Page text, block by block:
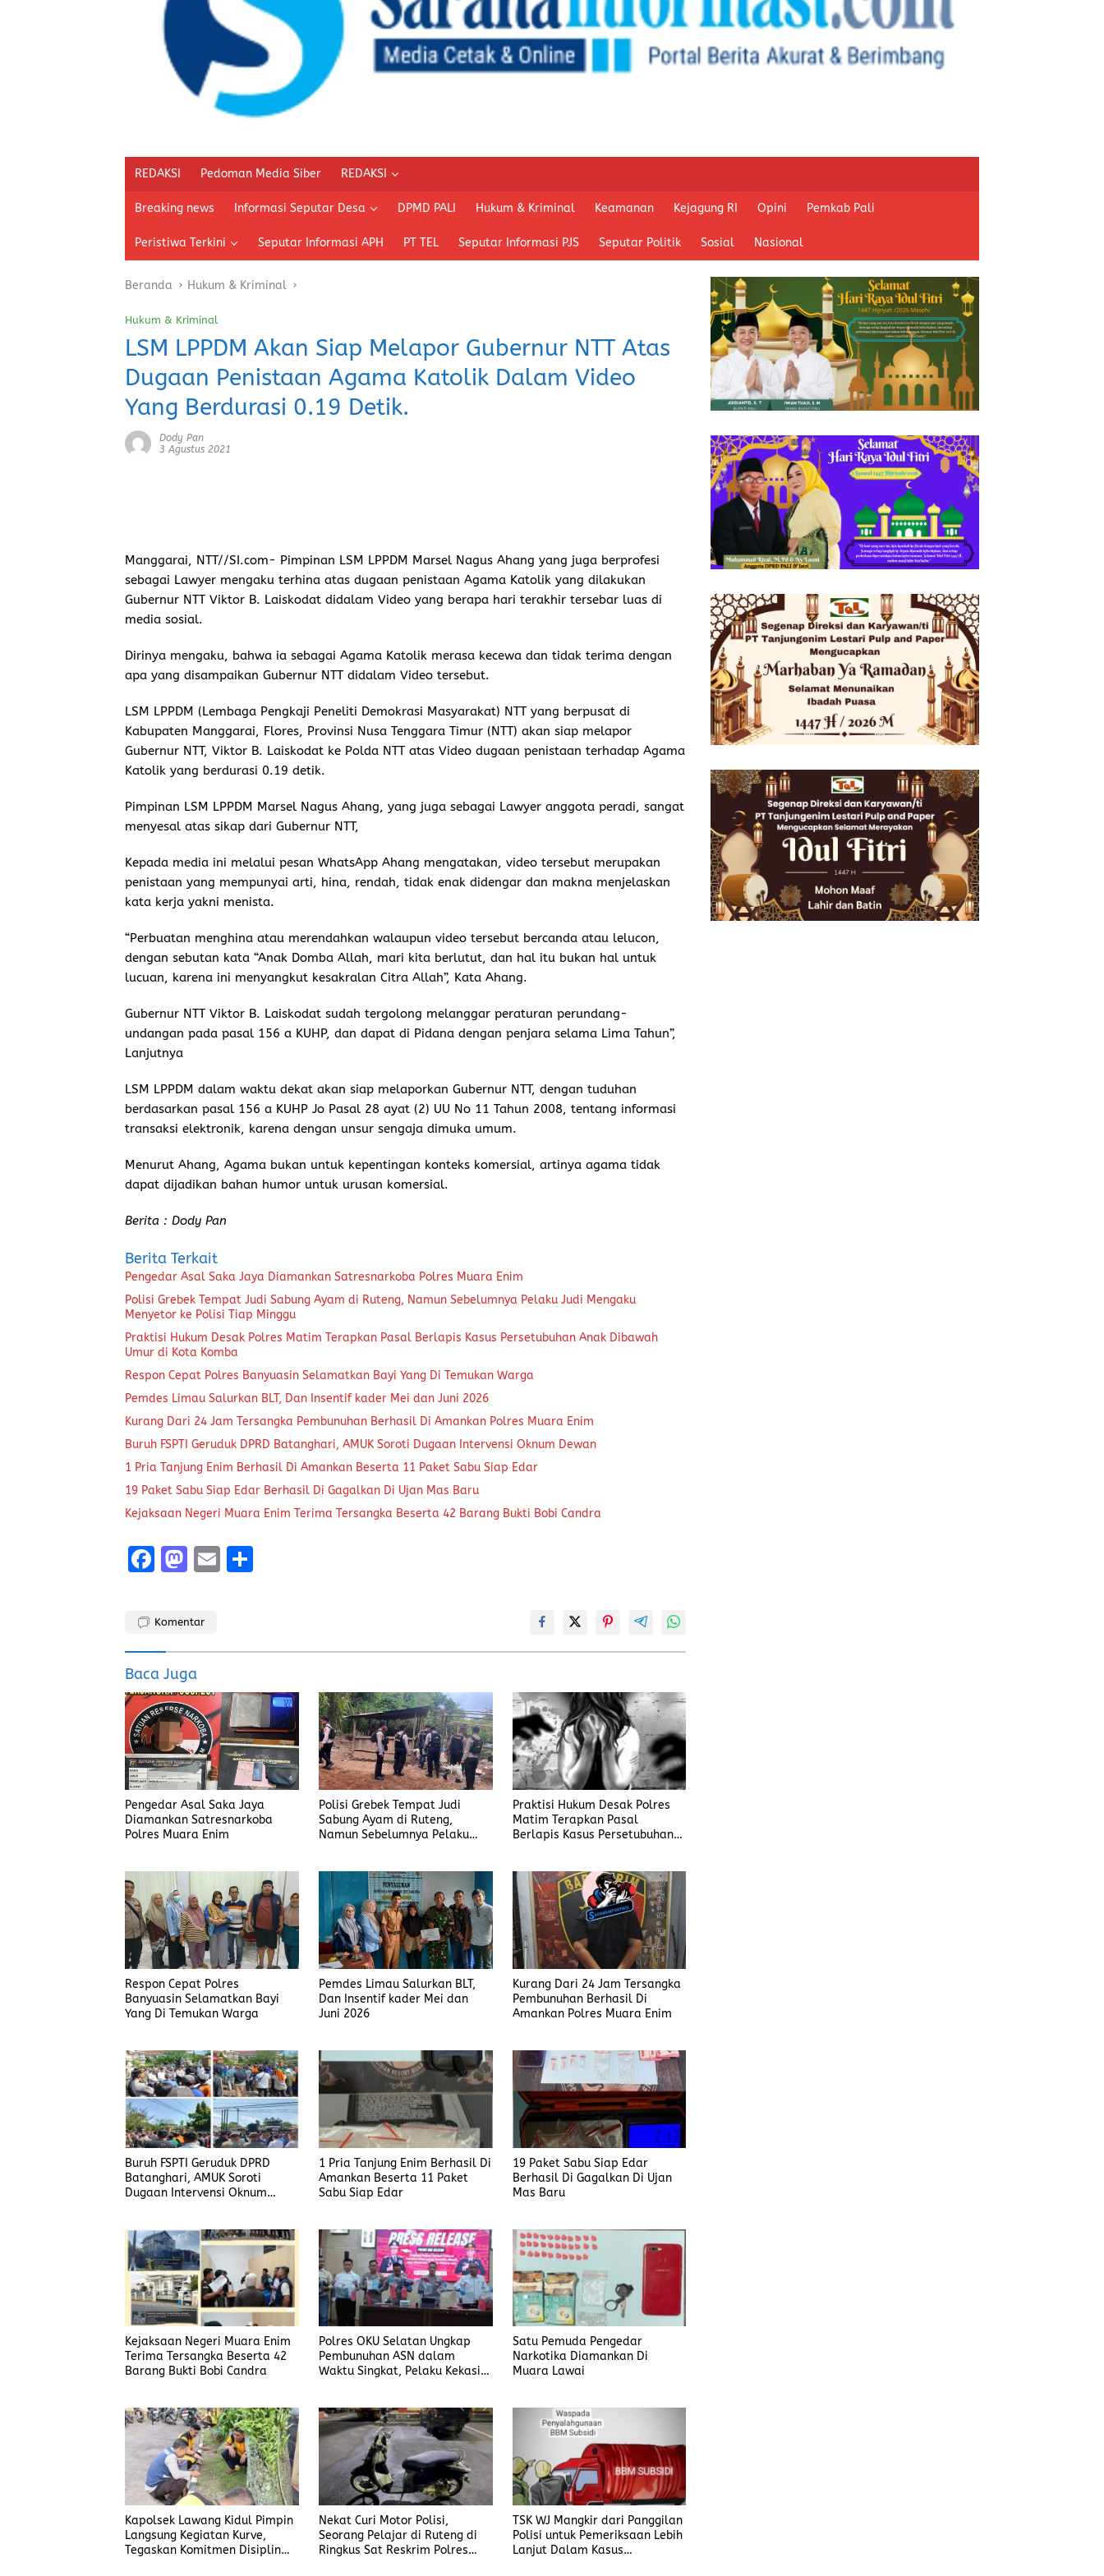
REDAKSI Pedoman Media Siber REDAKSI
Breaking news Informasi Seputar Desa DPMD PALI Hukum & Kriminal Keamanan Kejagung RI Opini Pemkab Pali
Peristiwa Terkini Seputar Informasi APH PT TEL Seputar Informasi PJS Seputar Politik Sosial Nasional
Beranda Hukum & Kriminal
Hukum & Kriminal
LSM LPPDM Akan Siap Melapor Gubernur NTT Atas
Dugaan Penistaan Agama Katolik Dalam Video
Yang Berdurasi 0.19 Detik.
Dody Pan
3 Agustus 2021
Manggarai, NTT//SI.com- Pimpinan LSM LPPDM Marsel Nagus Ahang yang juga berprofesi
sebagai Lawyer mengaku terhina atas dugaan penistaan Agama Katolik yang dilakukan
Gubernur NTT Viktor B. Laiskodat didalam Video yang berapa hari terakhir tersebar luas di
media sosial.
Dirinya mengaku, bahwa ia sebagai Agama Katolik merasa kecewa dan tidak terima dengan
apa yang disampaikan Gubernur NTT didalam Video tersebut.
LSM LPPDM (Lembaga Pengkaji Peneliti Demokrasi Masyarakat) NTT yang berpusat di
Kabupaten Manggarai, Flores, Provinsi Nusa Tenggara Timur (NTT) akan siap melapor
Gubernur NTT, Viktor B. Laiskodat ke Polda NTT atas Video dugaan penistaan terhadap Agama
Katolik yang berdurasi 0.19 detik.
Pimpinan LSM LPPDM Marsel Nagus Ahang, yang juga sebagai Lawyer anggota peradi, sangat
menyesal atas sikap dari Gubernur NTT,
Kepada media ini melalui pesan WhatsApp Ahang mengatakan, video tersebut merupakan
penistaan yang mempunyai arti, hina, rendah, tidak enak didengar dan makna menjelaskan
kata kerja yakni menista.
“Perbuatan menghina atau merendahkan walaupun video tersebut bercanda atau lelucon,
dengan sebutan kata “Anak Domba Allah, mari kita berlutut, dan hal itu bukan hal untuk
lucuan, karena ini menyangkut kesakralan Citra Allah”, Kata Ahang.
Gubernur NTT Viktor B. Laiskodat sudah tergolong melanggar peraturan perundang-
undangan pada pasal 156 a KUHP, dan dapat di Pidana dengan penjara selama Lima Tahun”,
Lanjutnya
LSM LPPDM dalam waktu dekat akan siap melaporkan Gubernur NTT, dengan tuduhan
berdasarkan pasal 156 a KUHP Jo Pasal 28 ayat (2) UU No 11 Tahun 2008, tentang informasi
transaksi elektronik, karena dengan unsur sengaja dimuka umum.
Menurut Ahang, Agama bukan untuk kepentingan konteks komersial, artinya agama tidak
dapat dijadikan bahan humor untuk urusan komersial.
Berita : Dody Pan
Berita Terkait
Pengedar Asal Saka Jaya Diamankan Satresnarkoba Polres Muara Enim
Polisi Grebek Tempat Judi Sabung Ayam di Ruteng, Namun Sebelumnya Pelaku Judi Mengaku
Menyetor ke Polisi Tiap Minggu
Praktisi Hukum Desak Polres Matim Terapkan Pasal Berlapis Kasus Persetubuhan Anak Dibawah
Umur di Kota Komba
Respon Cepat Polres Banyuasin Selamatkan Bayi Yang Di Temukan Warga
Pemdes Limau Salurkan BLT, Dan Insentif kader Mei dan Juni 2026
Kurang Dari 24 Jam Tersangka Pembunuhan Berhasil Di Amankan Polres Muara Enim
Buruh FSPTI Geruduk DPRD Batanghari, AMUK Soroti Dugaan Intervensi Oknum Dewan
1 Pria Tanjung Enim Berhasil Di Amankan Beserta 11 Paket Sabu Siap Edar
19 Paket Sabu Siap Edar Berhasil Di Gagalkan Di Ujan Mas Baru
Kejaksaan Negeri Muara Enim Terima Tersangka Beserta 42 Barang Bukti Bobi Candra
F
ce
o
o
k
M
st
d
o
n
E
Komentar
Baca Juga
Pengedar Asal Saka Jaya
Diamankan Satresnarkoba
Polres Muara Enim
Polisi Grebek Tempat Judi
Sabung Ayam di Ruteng,
Namun Sebelumnya Pelaku
Praktisi Hukum Desak Polres
Matim Terapkan Pasal
Berlapis Kasus Persetubuhan
Respon Cepat Polres
Banyuasin Selamatkan Bayi
Yang Di Temukan Warga
Pemdes Limau Salurkan BLT,
Dan Insentif kader Mei dan
Juni 2026
Kurang Dari 24 Jam Tersangka
Pembunuhan Berhasil Di
Amankan Polres Muara Enim
Buruh FSPTI Geruduk DPRD
Batanghari, AMUK Soroti
Dugaan Intervensi Oknum
1 Pria Tanjung Enim Berhasil Di
Amankan Beserta 11 Paket
Sabu Siap Edar
19 Paket Sabu Siap Edar
Berhasil Di Gagalkan Di Ujan
Mas Baru
Kejaksaan Negeri Muara Enim
Terima Tersangka Beserta 42
Barang Bukti Bobi Candra
Polres OKU Selatan Ungkap
Pembunuhan ASN dalam
Waktu Singkat, Pelaku Kekasih
Satu Pemuda Pengedar
Narkotika Diamankan Di
Muara Lawai
Kapolsek Lawang Kidul Pimpin
Langsung Kegiatan Kurve,
Tegaskan Komitmen Disiplin
Nekat Curi Motor Polisi,
Seorang Pelajar di Ruteng di
Ringkus Sat Reskrim Polres
TSK WJ Mangkir dari Panggilan
Polisi untuk Pemeriksaan Lebih
Lanjut Dalam Kasus